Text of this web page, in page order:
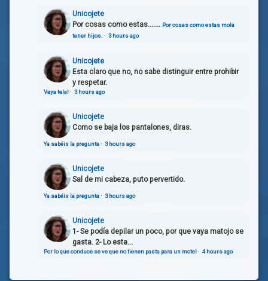
Unicojete
Por cosas como estas....... Por cosas como estas mola
tener hijos. · 3 hours ago
Unicojete
Esta claro que no, no sabe distinguir entre prohibir
y respetar.
Vaya tela!· 3 hours ago
Unicojete
Como se baja los pantalones, diras.
Ya sabéis la pregunta· 3 hours ago
Unicojete
Sal de mi cabeza, puto pervertido.
Ya sabéis la pregunta· 3 hours ago
Unicojete
1- Se podía depilar un poco, por que vaya matojo se
gasta. 2- Lo esta...
Por lo que conduce se ve que no tienen pasta para un motel· 4 hours ago